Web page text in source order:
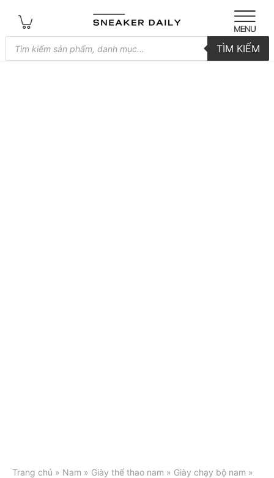
Tìm
kiếm
sản
TÌM KIẾM
Trang chủ » Nam » Giày thể thao nam » Giày chạy bộ nam »